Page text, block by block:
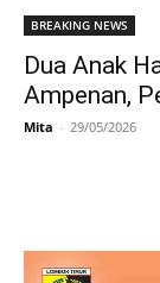
BREAKING NEWS
Dua Anak
Ampenan,
Mita - 29/05/2026